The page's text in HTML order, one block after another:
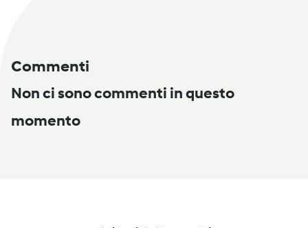
Commenti
Non ci sono commenti in questo
momento